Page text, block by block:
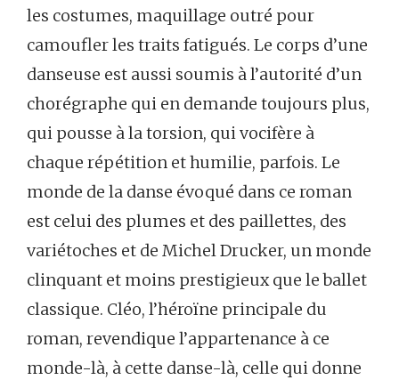
les costumes, maquillage outré pour
camoufler les traits fatigués. Le corps d’une
danseuse est aussi soumis à l’autorité d’un
chorégraphe qui en demande toujours plus,
qui pousse à la torsion, qui vocifère à
chaque répétition et humilie, parfois. Le
monde de la danse évoqué dans ce roman
est celui des plumes et des paillettes, des
variétoches et de Michel Drucker, un monde
clinquant et moins prestigieux que le ballet
classique. Cléo, l’héroïne principale du
roman, revendique l’appartenance à ce
monde-là, à cette danse-là, celle qui donne